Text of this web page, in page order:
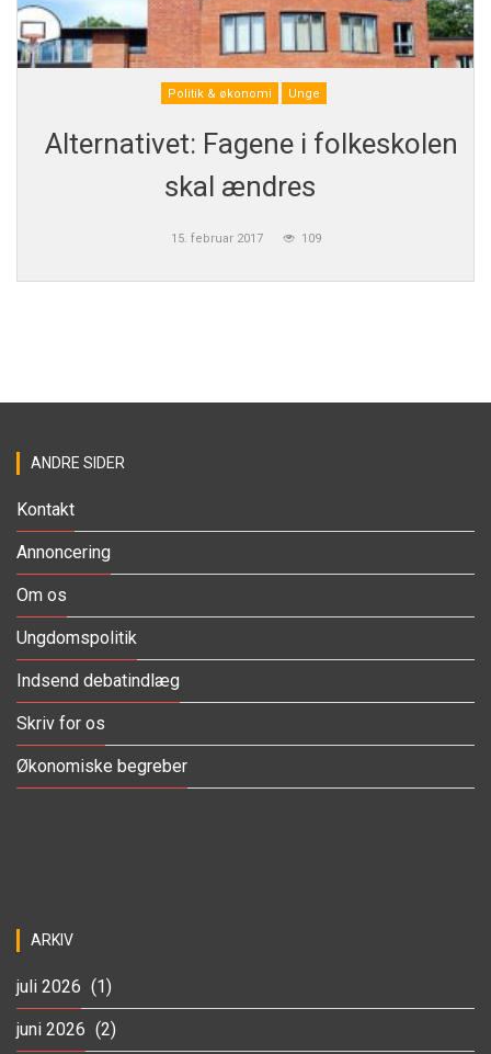
Politik & økonomi Unge
Alternativet: Fagene i folkeskolen
skal ændres
15. februar 2017 109
ANDRE SIDER
Kontakt
Annoncering
Om os
Ungdomspolitik
Indsend debatindlæg
Skriv for os
Økonomiske begreber
ARKIV
juli 2026 (1)
juni 2026 (2)